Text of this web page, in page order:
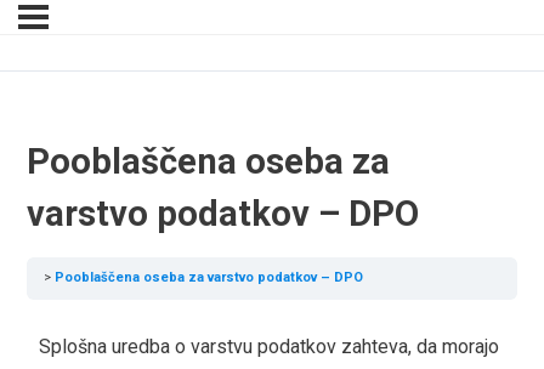
Pooblaščena oseba za
varstvo podatkov – DPO
Pooblaščena oseba za varstvo podatkov – DPO
Splošna uredba o varstvu podatkov zahteva, da morajo